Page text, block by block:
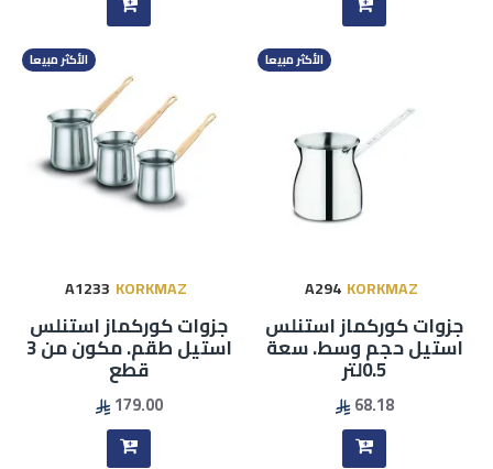
الأكثر مبيعا
KORKMAZ
A294
جزوات كوركماز استنلس
استيل حجم وسط. سعة
0.5لتر
68.18
الأكثر مبيعا
KORKMAZ
A1233
جزوات كوركماز استنلس
استيل طقم. مكون من 3
قطع
179.00